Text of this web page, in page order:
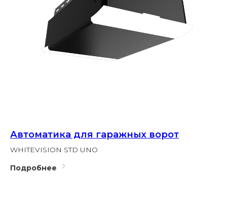
Автоматика для гаражных ворот
WHITEVISION STD UNO
Подробнее